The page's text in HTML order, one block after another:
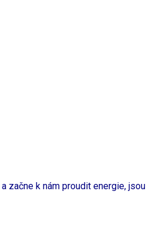
začne k nám proudit energie, jsou